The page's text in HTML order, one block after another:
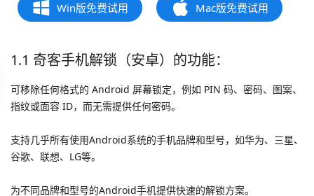
Win版免费试用 Mac版免费试用
1.1 奇客手机解锁（安卓）的功能：
可移除任何格式的 Android 屏幕锁定，例如 PIN 码、密码、图案、
指纹或面容 ID，而无需提供任何密码。
支持几乎所有使用Android系统的手机品牌和型号，如华为、三星、
谷歌、联想、LG等。
为不同品牌和型号的Android手机提供快速的解锁方案。